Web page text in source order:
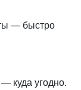
— быстро
куда угодно.